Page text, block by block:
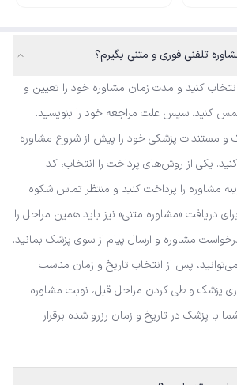
انتخاب کنید و مدت زمان مشاوره خود را تعیین و
لمس کنید. سپس علت مراجعه خود را بنویسید.
و مستندات پزشکی خود را پیش از شروع مشاوره
یکی از روش‌های پرداخت را انتخاب، کد
مشاوره را پرداخت کنید و منتظر تماس شکوه
دریافت «مشاوره متنی» نیز باید همین مراحل را
مشاوره و ارسال پیام از سوی پزشک بمانید.
پس از انتخاب تاریخ و زمان مناسب
پزشک و طی کردن مراحل قبل، نوبت مشاوره
با پزشک در تاریخ و زمان رزرو شده برقرار